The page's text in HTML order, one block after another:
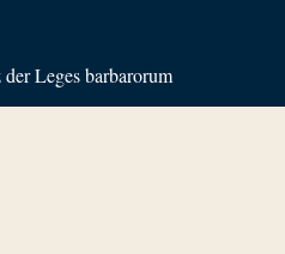
Leges barbarorum